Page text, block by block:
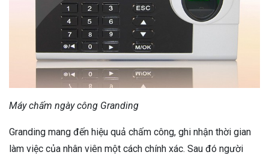
Máy chấm ngày công Granding
Granding mang đến hiệu quả chấm công, ghi nhận thời gian
làm việc của nhân viên một cách chính xác. Sau đó người